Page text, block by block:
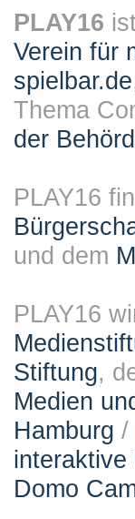
PLAY16
Verein für
spielbar.de
Thema
der
PLAY16
und dem
PLAY16
Stiftung,
Medien
Hamburg /
interaktive
Domo